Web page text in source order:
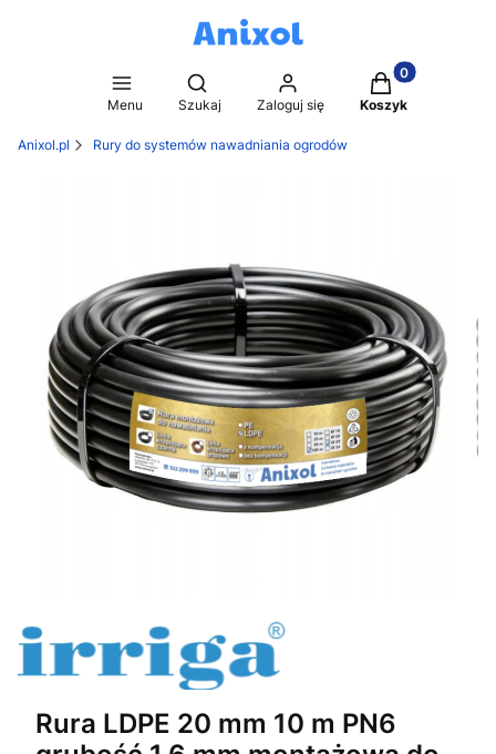
Menu
Otwórz wyszukiwarkę
Szukaj Zaloguj się
Produkty w
Koszyk
Anixol.pl Rury do systemów nawadniania ogrodów
Rura LDPE 20 mm 10 m PN6